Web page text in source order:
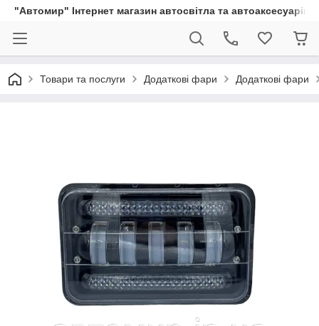
"Автомир" Інтернет магазин автосвітла та автоаксесуарів
Товари та послуги Додаткові фари Додаткові фари